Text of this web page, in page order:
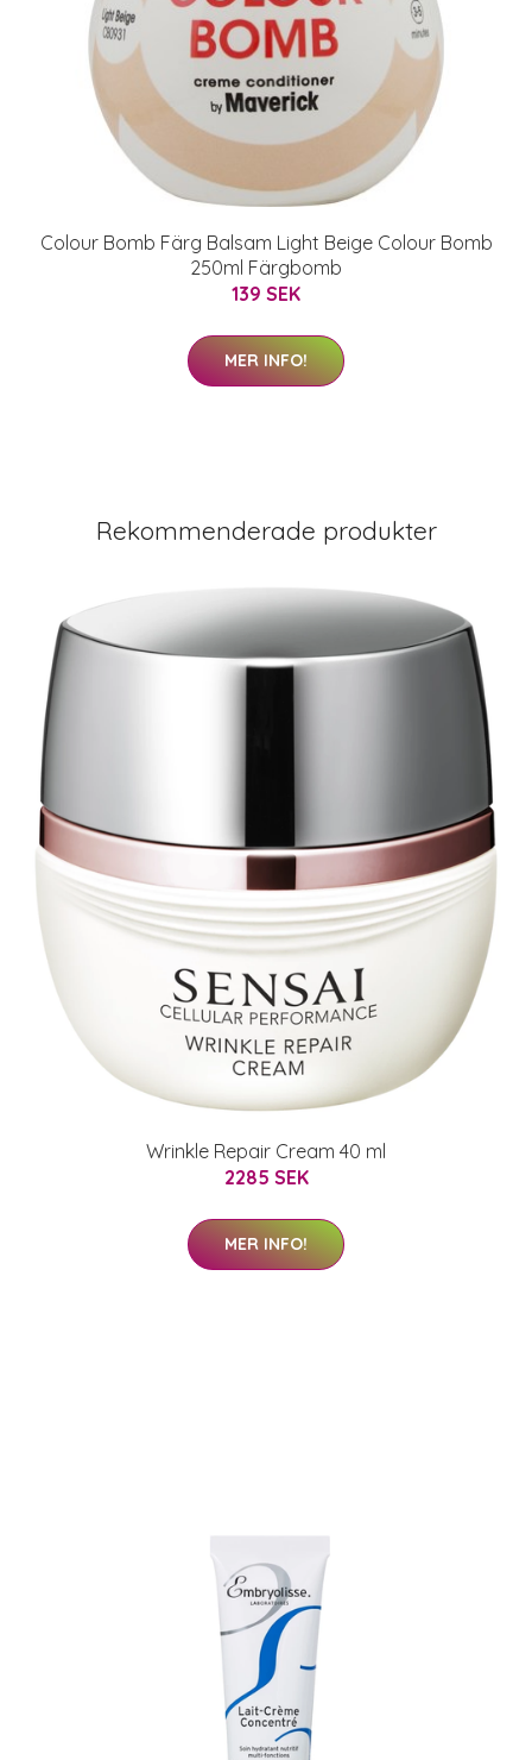
Colour Bomb Färg Balsam Light Beige Colour Bomb
250ml Färgbomb
139 SEK
MER INFO!
Rekommenderade produkter
Wrinkle Repair Cream 40 ml
2285 SEK
MER INFO!